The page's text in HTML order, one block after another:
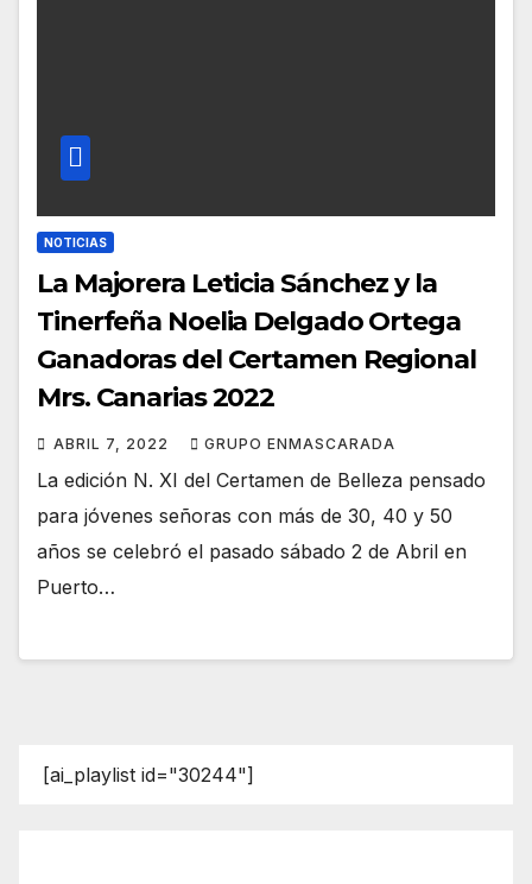
NOTICIAS
La Majorera Leticia Sánchez y la
Tinerfeña Noelia Delgado Ortega
Ganadoras del Certamen Regional
Mrs. Canarias 2022
ABRIL 7, 2022 GRUPO ENMASCARADA
La edición N. XI del Certamen de Belleza pensado
para jóvenes señoras con más de 30, 40 y 50
años se celebró el pasado sábado 2 de Abril en
Puerto…
[ai_playlist id="30244"]